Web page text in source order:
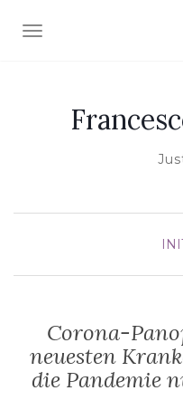
NAVIGATION
Corona-
neuesten
die Pandemie